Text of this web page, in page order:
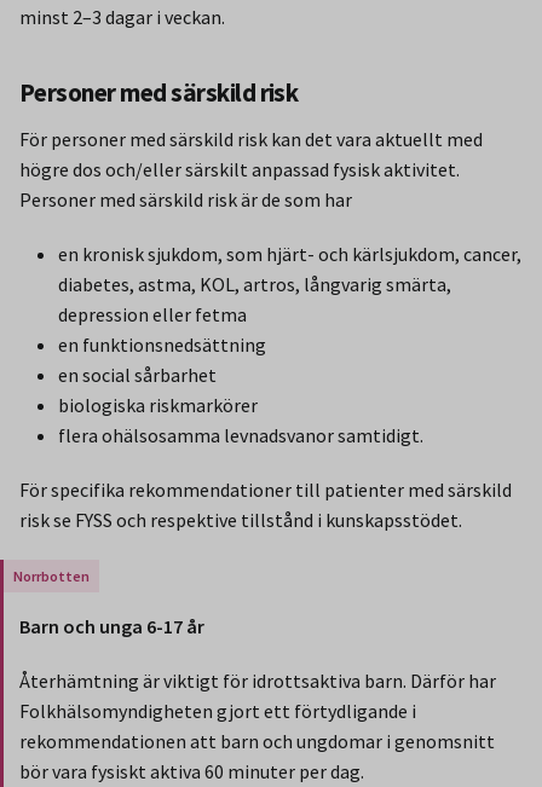
minst 2–3 dagar i veckan.
Personer med särskild risk
För personer med särskild risk kan det vara aktuellt med
högre dos och/eller särskilt anpassad fysisk aktivitet.
Personer med särskild risk är de som har
en kronisk sjukdom, som hjärt- och kärlsjukdom, cancer,
diabetes, astma, KOL, artros, långvarig smärta,
depression eller fetma
en funktionsnedsättning
en social sårbarhet
biologiska riskmarkörer
flera ohälsosamma levnadsvanor samtidigt.
För specifika rekommendationer till patienter med särskild
risk se FYSS och respektive tillstånd i kunskapsstödet.
Gäller endast för Region Norrbotten.
Barn och unga 6-17 år
Återhämtning är viktigt för idrottsaktiva barn. Därför har
Folkhälsomyndigheten gjort ett förtydligande i
rekommendationen att barn och ungdomar i genomsnitt
bör vara fysiskt aktiva 60 minuter per dag.